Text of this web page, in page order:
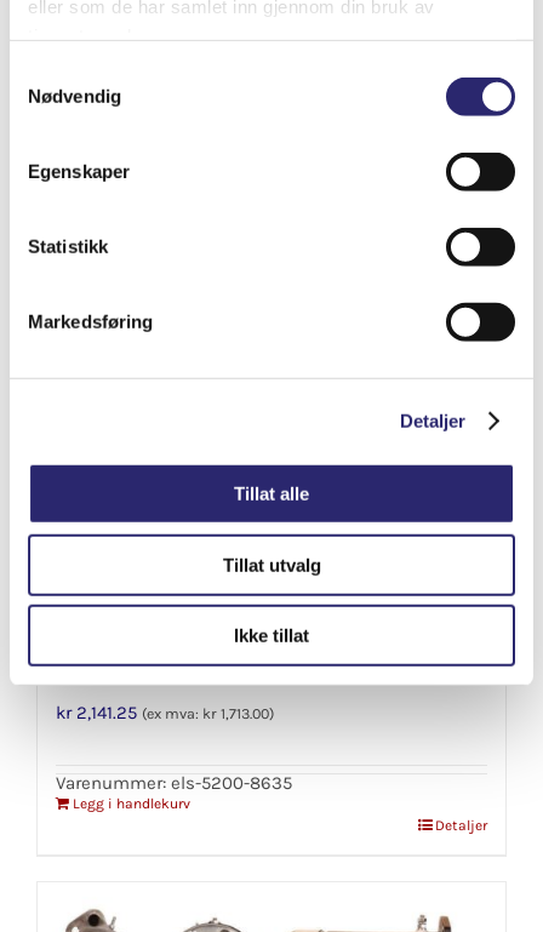
eller som de har samlet inn gjennom din bruk av
Nødvendig
Egenskaper
Statistikk
Markedsføring
Detaljer
Tillat alle
Tillat utvalg
Ikke tillat
ALTERNATOR 90A I/V IVECO NEF370 1P.
kr 4,048.75
Legg i handlekurv
kr2,141.25 (ex mva: kr 1,713.00)
Varenummer: els-5200-8635
Legg i handlekurv
Detaljer